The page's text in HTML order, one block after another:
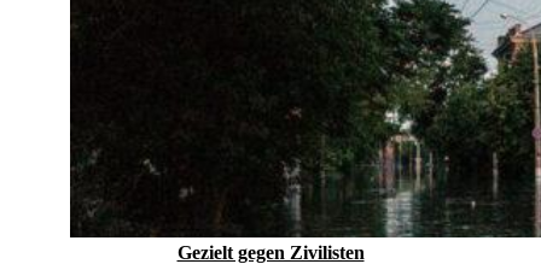
Gezielt gegen Zivilisten